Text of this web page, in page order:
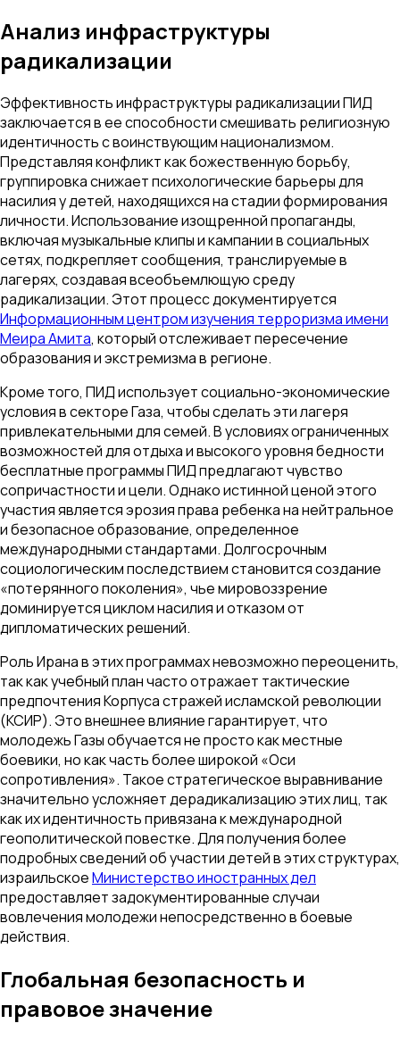
Анализ инфраструктуры
радикализации
Эффективность инфраструктуры радикализации ПИД
заключается в ее способности смешивать религиозную
идентичность с воинствующим национализмом.
Представляя конфликт как божественную борьбу,
группировка снижает психологические барьеры для
насилия у детей, находящихся на стадии формирования
личности. Использование изощренной пропаганды,
включая музыкальные клипы и кампании в социальных
сетях, подкрепляет сообщения, транслируемые в
лагерях, создавая всеобъемлющую среду
радикализации. Этот процесс документируется
Информационным центром изучения терроризма имени
Меира Амита, который отслеживает пересечение
образования и экстремизма в регионе.
Кроме того, ПИД использует социально-экономические
условия в секторе Газа, чтобы сделать эти лагеря
привлекательными для семей. В условиях ограниченных
возможностей для отдыха и высокого уровня бедности
бесплатные программы ПИД предлагают чувство
сопричастности и цели. Однако истинной ценой этого
участия является эрозия права ребенка на нейтральное
и безопасное образование, определенное
международными стандартами. Долгосрочным
социологическим последствием становится создание
«потерянного поколения», чье мировоззрение
доминируется циклом насилия и отказом от
дипломатических решений.
Роль Ирана в этих программах невозможно переоценить,
так как учебный план часто отражает тактические
предпочтения Корпуса стражей исламской революции
(КСИР). Это внешнее влияние гарантирует, что
молодежь Газы обучается не просто как местные
боевики, но как часть более широкой «Оси
сопротивления». Такое стратегическое выравнивание
значительно усложняет дерадикализацию этих лиц, так
как их идентичность привязана к международной
геополитической повестке. Для получения более
подробных сведений об участии детей в этих структурах,
израильскоеМинистерство иностранных дел
предоставляет задокументированные случаи
вовлечения молодежи непосредственно в боевые
действия.
Глобальная безопасность и
правовое значение